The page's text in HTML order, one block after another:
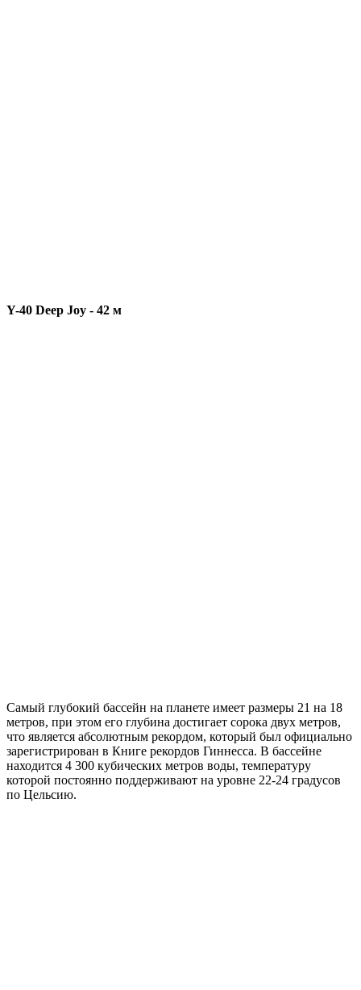
Y-40 Deep Joy - 42 м
Самый глубокий бассейн на планете имеет размеры 21 на 18
метров, при этом его глубина достигает сорока двух метров,
что является абсолютным рекордом, который был официально
зарегистрирован в Книге рекордов Гиннесса. В бассейне
находится 4 300 кубических метров воды, температуру
которой постоянно поддерживают на уровне 22-24 градусов
по Цельсию.